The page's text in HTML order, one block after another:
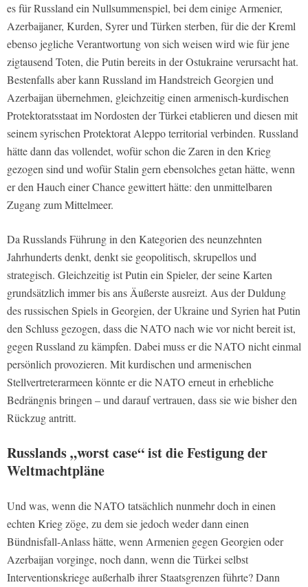
es für Russland ein Nullsummenspiel, bei dem einige Armenier,
Azerbaijaner, Kurden, Syrer und Türken sterben, für die der Kreml
ebenso jegliche Verantwortung von sich weisen wird wie für jene
zigtausend Toten, die Putin bereits in der Ostukraine verursacht hat.
Bestenfalls aber kann Russland im Handstreich Georgien und
Azerbaijan übernehmen, gleichzeitig einen armenisch-kurdischen
Protektoratsstaat im Nordosten der Türkei etablieren und diesen mit
seinem syrischen Protektorat Aleppo territorial verbinden. Russland
hätte dann das vollendet, wofür schon die Zaren in den Krieg
gezogen sind und wofür Stalin gern ebensolches getan hätte, wenn
er den Hauch einer Chance gewittert hätte: den unmittelbaren
Zugang zum Mittelmeer.
Da Russlands Führung in den Kategorien des neunzehnten
Jahrhunderts denkt, denkt sie geopolitisch, skrupellos und
strategisch. Gleichzeitig ist Putin ein Spieler, der seine Karten
grundsätzlich immer bis ans Äußerste ausreizt. Aus der Duldung
des russischen Spiels in Georgien, der Ukraine und Syrien hat Putin
den Schluss gezogen, dass die NATO nach wie vor nicht bereit ist,
gegen Russland zu kämpfen. Dabei muss er die NATO nicht einmal
persönlich provozieren. Mit kurdischen und armenischen
Stellvertreterarmeen könnte er die NATO erneut in erhebliche
Bedrängnis bringen – und darauf vertrauen, dass sie wie bisher den
Rückzug antritt.
Russlands „worst case“ ist die Festigung der
Weltmachtpläne
Und was, wenn die NATO tatsächlich nunmehr doch in einen
echten Krieg zöge, zu dem sie jedoch weder dann einen
Bündnisfall-Anlass hätte, wenn Armenien gegen Georgien oder
Azerbaijan vorginge, noch dann, wenn die Türkei selbst
Interventionskriege außerhalb ihrer Staatsgrenzen führte? Dann